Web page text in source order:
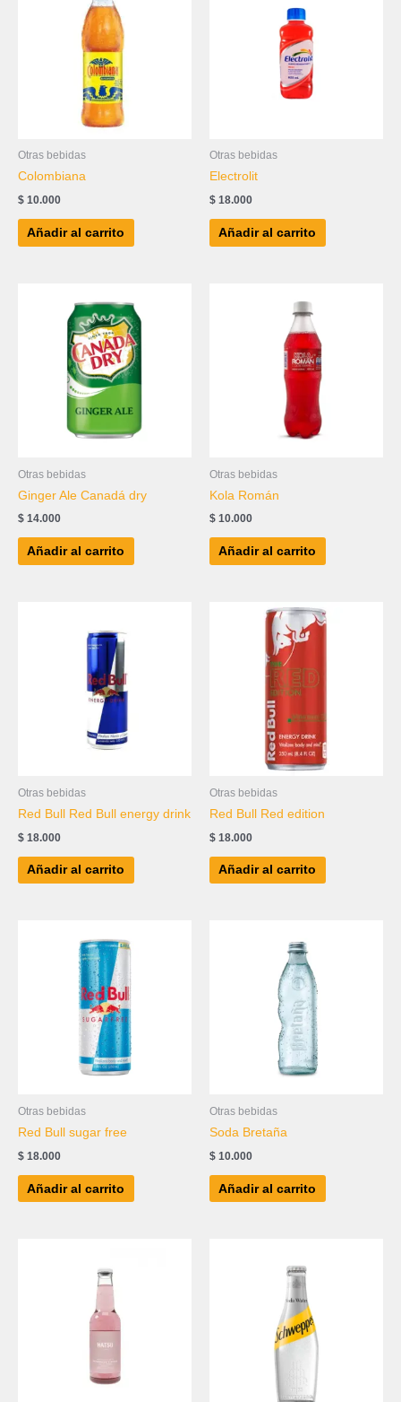
Otras bebidas
Colombiana
$ 10.000
Añadir al carrito
Otras bebidas
Electrolit
$ 18.000
Añadir al carrito
Otras bebidas
Ginger Ale Canadá dry
$ 14.000
Añadir al carrito
Otras bebidas
Kola Román
$ 10.000
Añadir al carrito
Otras bebidas
Red Bull Red Bull energy drink
$ 18.000
Añadir al carrito
Otras bebidas
Red Bull Red edition
$ 18.000
Añadir al carrito
Otras bebidas
Red Bull sugar free
$ 18.000
Añadir al carrito
Otras bebidas
Soda Bretaña
$ 10.000
Añadir al carrito